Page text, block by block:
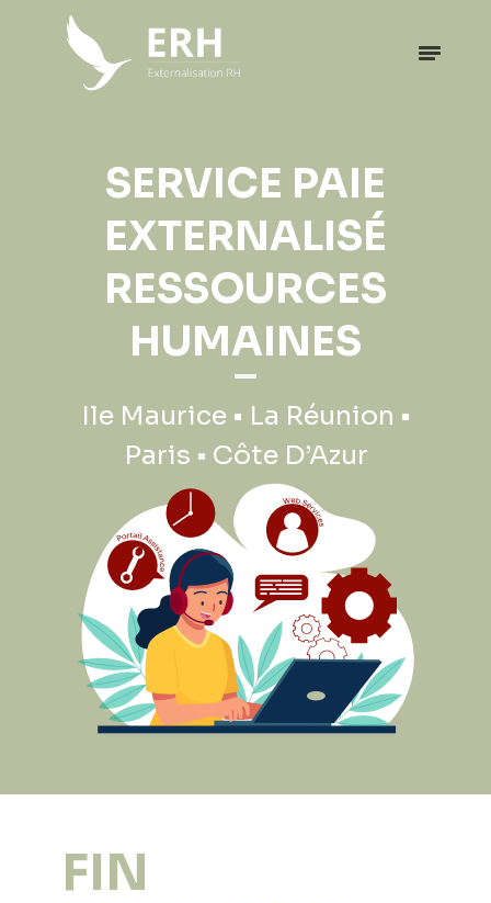
SERVICE PAIE
EXTERNALISÉ
RESSOURCES
HUMAINES
Ile Maurice • La Réunion •
Paris • Côte D’Azur
EXPATRIATION
PROFESSIONNELLE
Ile Maurice • La Réunion •
Paris • Côte D’Azur
FIN